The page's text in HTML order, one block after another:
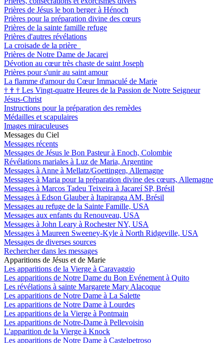
Prières de Jésus le bon berger à Hénoch
Prières pour la préparation divine des cœurs
Prières de la sainte famille refuge
Prières d'autres révélations
La croisade de la prière
Prières de Notre Dame de Jacarei
Dévotion au cœur très chaste de saint Joseph
Prières pour s'unir au saint amour
La flamme d'amour du Cœur Immaculé de Marie
† † † Les Vingt-quatre Heures de la Passion de Notre Seigneur
Jésus-Christ
Instructions pour la préparation des remèdes
Médailles et scapulaires
Images miraculeuses
Messages du Ciel
Messages récents
Messages de Jésus le Bon Pasteur à Enoch, Colombie
Révélations mariales à Luz de Maria, Argentine
Messages à Anne à Mellatz/Goettingen, Allemagne
Messages à Maria pour la préparation divine des cœurs, Allemagne
Messages à Marcos Tadeu Teixeira à Jacareí SP, Brésil
Messages à Edson Glauber à Itapiranga AM, Brésil
Messages au refuge de la Sainte Famille, USA
Messages aux enfants du Renouveau, USA
Messages à John Leary à Rochester NY, USA
Messages à Maureen Sweeney-Kyle à North Ridgeville, USA
Messages de diverses sources
Rechercher dans les messages
Apparitions de Jésus et de Marie
Les apparitions de la Vierge à Caravaggio
Les apparitions de Notre Dame du Bon Evénement à Quito
Les révélations à sainte Margarete Mary Alacoque
Les apparitions de Notre Dame à La Salette
Les apparitions de Notre Dame à Lourdes
Les apparitions de la Vierge à Pontmain
Les apparitions de Notre-Dame à Pellevoisin
L'apparition de la Vierge à Knock
Les apparitions de Notre Dame à Castelpetroso